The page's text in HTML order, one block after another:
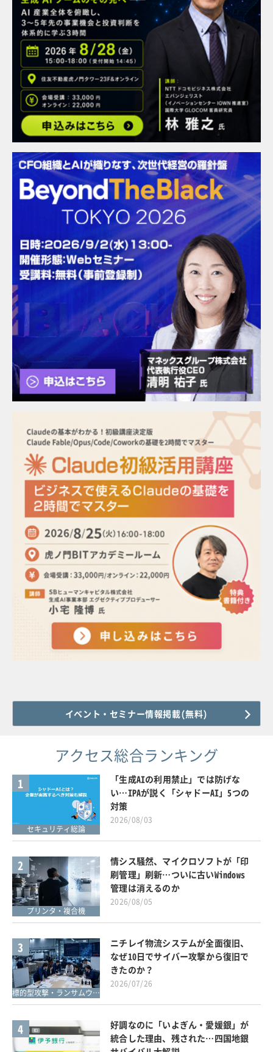
イベント・セミナー情報掲載(無料)
アクセス総合ランキング
1
セキュリティ総論
「生成AIの利用禁止」では防げな
い…IPAが説く「シャドーAI」5つの
対策
2026/08/03
2
プリンタ・複合機
情シス騒然、マイクロソフトが「印
刷管理」刷新…ついに古いWindows
管理は消えるのか
2026/08/05
3
標的型攻撃・ランサムウェア対策
ニチレイ物流システムが全面復旧、
なぜ10日でサイバー攻撃から復旧で
きたのか？
2026/07/26
4
好調なのに「いよぎん・愛媛銀」が
統合した理由、残された…四国地銀